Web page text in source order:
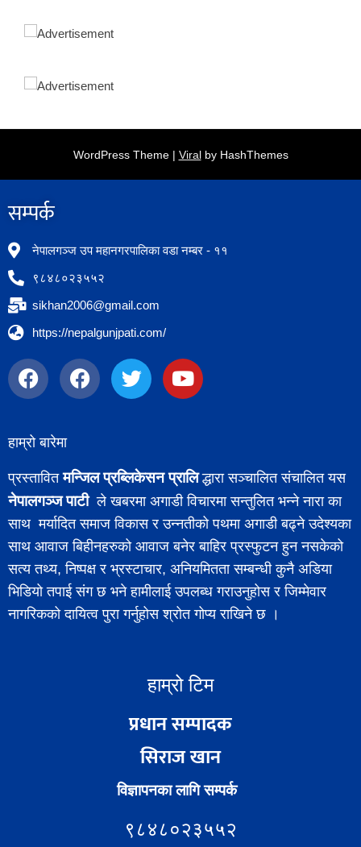
WordPress Theme | Viralby HashThemes
सम्पर्क​
नेपालगञ्ज उप महानगरपालिका वडा नम्बर - ११
९८४८०२३५५२
sikhan2006@gmail.com
https://nepalgunjpati.com/
हाम्रो बारेमा
प्रस्तावितमन्जिल प्रब्लिकेसन प्रालिद्धारा सञ्चालित संचालित यस
नेपालगञ्ज पाटीले खबरमा अगाडी विचारमा सन्तुलित भन्ने नारा का
साथ मर्यादित समाज विकास र उन्नतीको पथमा अगाडी बढ्ने उदेश्यका
साथ आवाज बिहीनहरुको आवाज बनेर बाहिर प्रस्फुटन हुन नसकेको
सत्य तथ्य, निष्पक्ष र भ्रस्टाचार, अनियमितता सम्बन्धी कुनै अडिया
भिडियो तपाई संग छ भने हामीलाई उपलब्ध गराउनुहोस र जिम्मेवार
नागरिकको दायित्व पुरा गर्नुहोस श्रोत गोप्य राखिने छ ।
हाम्रो टिम
प्रधान सम्पादक
सिराज खान
विज्ञापनका लागि सम्पर्क
९८४८०२३५५२